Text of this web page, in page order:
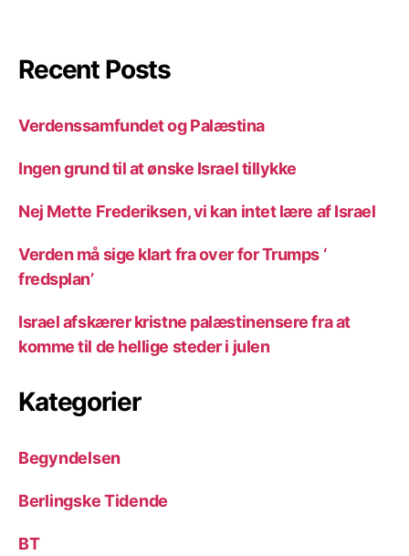
Recent Posts
Verdenssamfundet og Palæstina
Ingen grund til at ønske Israel tillykke
Nej Mette Frederiksen, vi kan intet lære af Israel
Verden må sige klart fra over for Trumps ‘
fredsplan’
Israel afskærer kristne palæstinensere fra at
komme til de hellige steder i julen
Kategorier
Begyndelsen
Berlingske Tidende
BT